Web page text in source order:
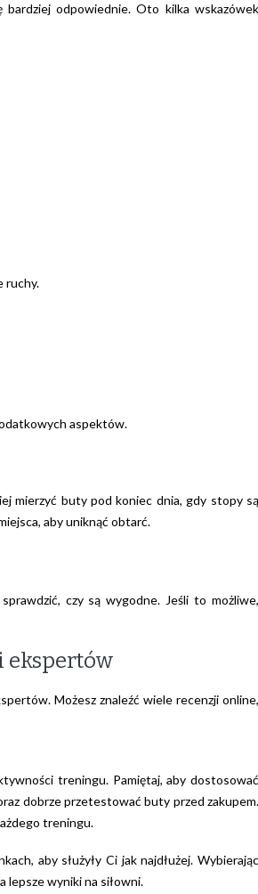
odpowiednie. Oto kilka wskazówek
ruchy.
aspektów.
mierzyć buty pod koniec dnia, gdy stopy są
aby uniknąć obtarć.
czy są wygodne. Jeśli to możliwe,
ekspertów
Możesz znaleźć wiele recenzji online,
treningu. Pamiętaj, aby dostosować
dobrze przetestować buty przed zakupem.
treningu.
aby służyły Ci jak najdłużej. Wybierając
lepsze wyniki na siłowni.